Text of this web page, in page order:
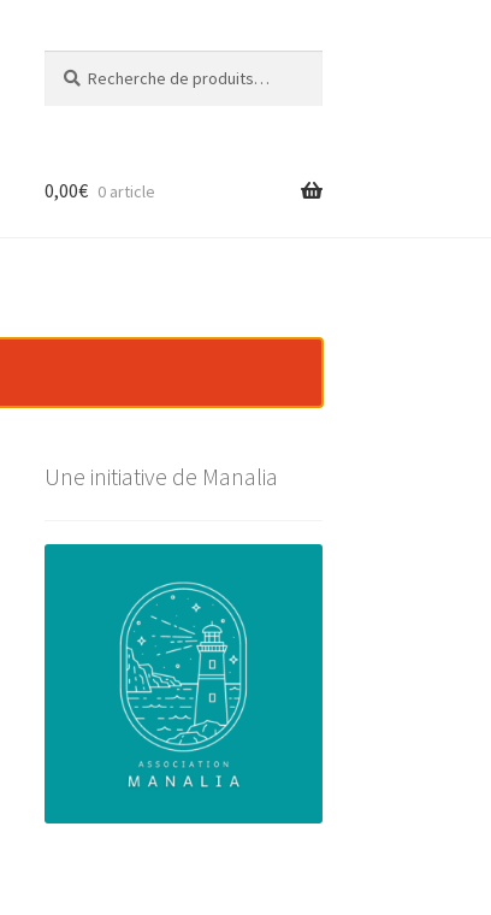
pour :
0,00€ 0 article
Une initiative de Manalia